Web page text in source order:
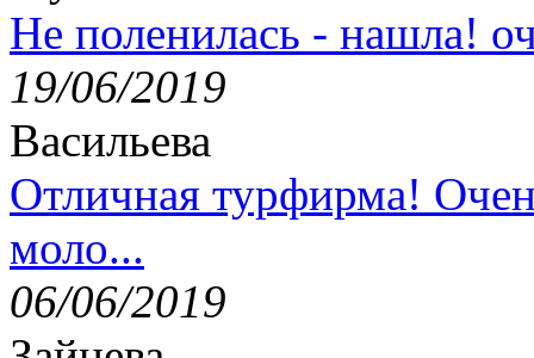
Не поленилась - нашла!
19/06/2019
Васильева
Отличная турфирма!
моло...
06/06/2019